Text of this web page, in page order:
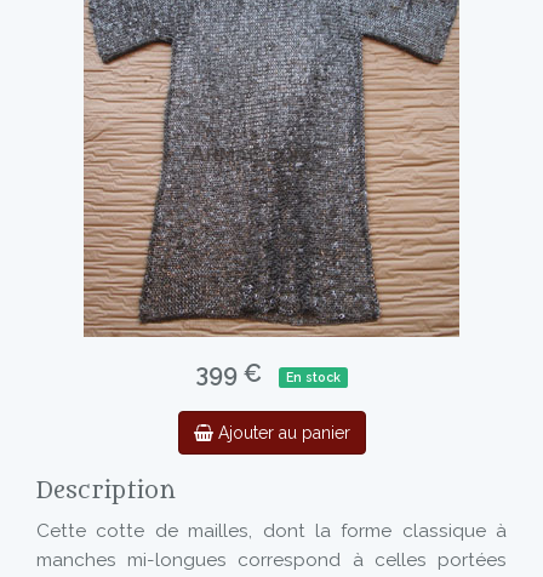
399 € En stock
Ajouter au panier
Description
Cette cotte de mailles, dont la forme classique à
manches mi-longues correspond à celles portées